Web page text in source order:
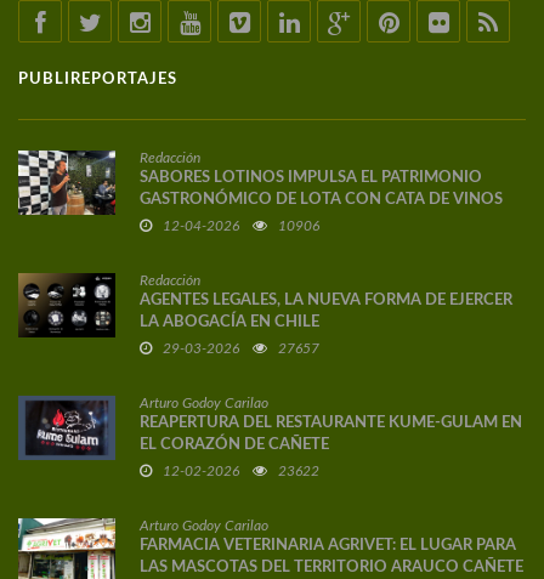
PUBLIREPORTAJES
Redacción
SABORES LOTINOS IMPULSA EL PATRIMONIO
GASTRONÓMICO DE LOTA CON CATA DE VINOS
DE AUTOR
12-04-2026 10906
Redacción
AGENTES LEGALES, LA NUEVA FORMA DE EJERCER
LA ABOGACÍA EN CHILE
29-03-2026 27657
Arturo Godoy Carilao
REAPERTURA DEL RESTAURANTE KUME-GULAM EN
EL CORAZÓN DE CAÑETE
12-02-2026 23622
Arturo Godoy Carilao
FARMACIA VETERINARIA AGRIVET: EL LUGAR PARA
LAS MASCOTAS DEL TERRITORIO ARAUCO CAÑETE